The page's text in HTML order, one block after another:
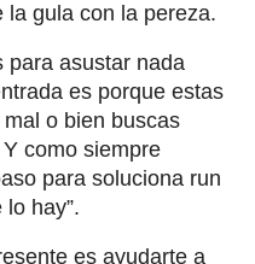
la gula con la pereza.
para asustar nada
es porque estas
o bien buscas
como siempre
para soluciona run
hay”.
es ayudarte a